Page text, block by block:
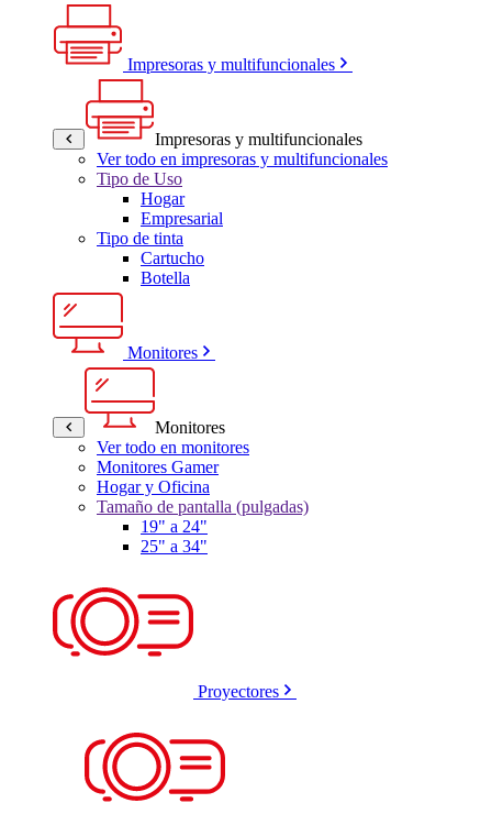
Impresoras y multifuncionales
Impresoras y multifuncionales
Ver todo en impresoras y multifuncionales
Tipo de Uso
Hogar
Empresarial
Tipo de tinta
Cartucho
Botella
Monitores
Monitores
Ver todo en monitores
Monitores Gamer
Hogar y Oficina
Tamaño de pantalla (pulgadas)
19" a 24"
25" a 34"
Proyectores